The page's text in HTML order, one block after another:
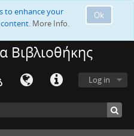
Ok
to enhance your
More Info.
Βιβλιοθήκης
Log in